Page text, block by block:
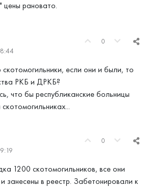
цены рановато.
0
если они и были, то
РКБ и ДРКБ?
что бы республиканские больницы
0
1200 скотомогильников, все они
занесены в реестр. Забетонировали к